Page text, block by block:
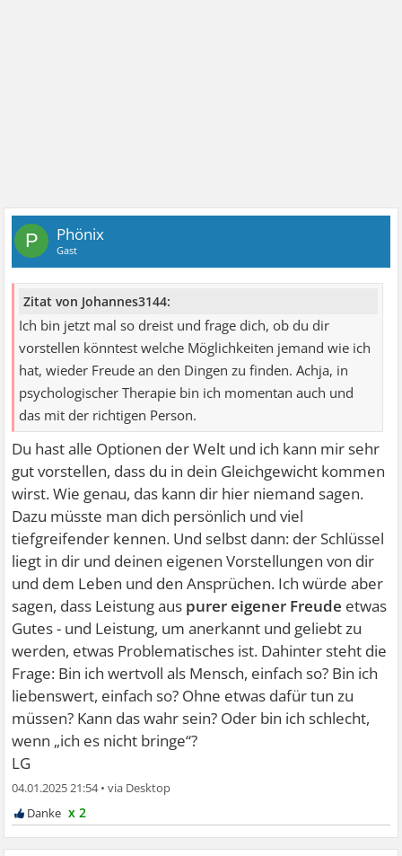
P Phönix
Gast
Zitat von Johannes3144:
Ich bin jetzt mal so dreist und frage dich, ob du dir
vorstellen könntest welche Möglichkeiten jemand wie ich
hat, wieder Freude an den Dingen zu finden. Achja, in
psychologischer Therapie bin ich momentan auch und
das mit der richtigen Person.
Du hast alle Optionen der Welt und ich kann mir sehr
gut vorstellen, dass du in dein Gleichgewicht kommen
wirst. Wie genau, das kann dir hier niemand sagen.
Dazu müsste man dich persönlich und viel
tiefgreifender kennen. Und selbst dann: der Schlüssel
liegt in dir und deinen eigenen Vorstellungen von dir
und dem Leben und den Ansprüchen. Ich würde aber
sagen, dass Leistung aus purer eigener Freude etwas
Gutes - und Leistung, um anerkannt und geliebt zu
werden, etwas Problematisches ist. Dahinter steht die
Frage: Bin ich wertvoll als Mensch, einfach so? Bin ich
liebenswert, einfach so? Ohne etwas dafür tun zu
müssen? Kann das wahr sein? Oder bin ich schlecht,
wenn „ich es nicht bringe“?
LG
04.01.2025 21:54•
x 2